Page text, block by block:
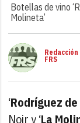
Botellas de vino
Molineta’
Redacción
FRS
‘Rodríguez
Noir y ‘La